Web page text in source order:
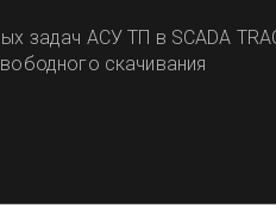
задач АСУ ТП в SCADA
скачивания